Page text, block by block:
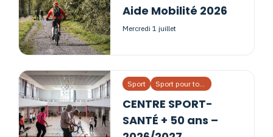
Aide Mobilité 2026
mercredi 1 juillet
Sport Sport pour tous
CENTRE SPORT-
SANTÉ + 50 ans –